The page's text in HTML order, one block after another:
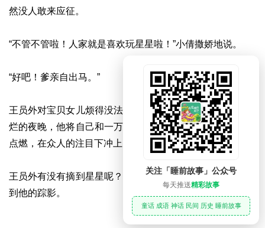
然没人敢来应征。
“不管不管啦！人家就是喜欢玩星星啦！”小倩撒娇地说。
“好吧！爹亲自出马。”
王员外对宝贝女儿烦得没法，只好出此下策。在一个星光灿
烂的夜晚，他将自己和一万支冲天炮绑在一起，请别人用火
点燃，在众人的注目下冲上天空。
王员外有没有摘到星星呢？没人知道，不过以后再没有人看
到他的踪影。
关注「睡前故事」公众号
每天推送精彩故事
童话 成语 神话 民间 历史 睡前故事